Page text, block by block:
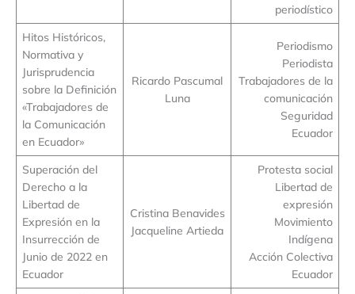
periodístico
Hitos Históricos,
Normativa y
Jurisprudencia
sobre la Definición
«Trabajadores de
la Comunicación
en Ecuador»
Ricardo Pascumal
Luna
Periodismo
Periodista
Trabajadores de la
comunicación
Seguridad
Ecuador
Superación del
Derecho a la
Libertad de
Expresión en la
Insurrección de
Junio de 2022 en
Ecuador
Cristina Benavides
Jacqueline Artieda
Protesta social
Libertad de
expresión
Movimiento
Indígena
Acción Colectiva
Ecuador